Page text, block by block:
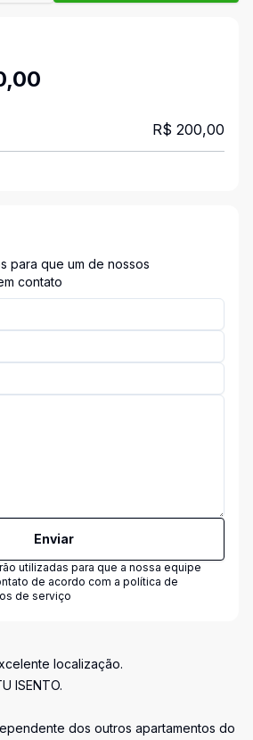
R$ 200,00
para que um de nossos
contato
Enviar
utilizadas para que a nossa equipe
de acordo com a política de
de serviço
localização.
ISENTO.
dos outros apartamentos do